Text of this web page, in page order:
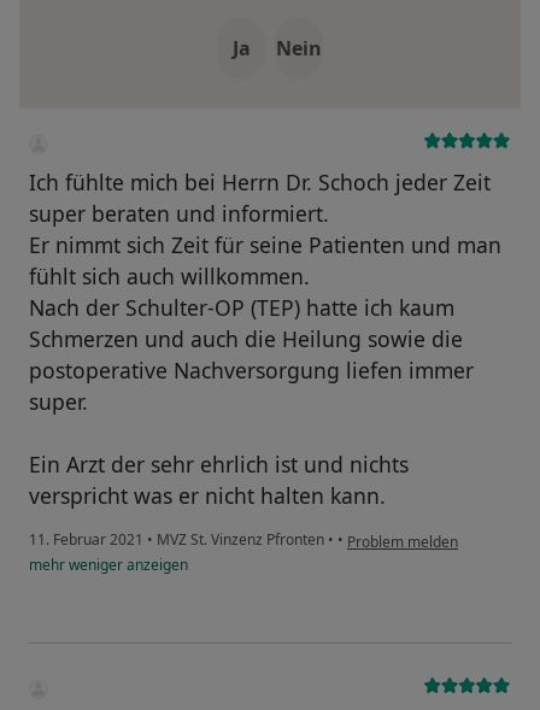
Ja Nein
Ich fühlte mich bei Herrn Dr. Schoch jeder Zeit
super beraten und informiert.
Er nimmt sich Zeit für seine Patienten und man
fühlt sich auch willkommen.
Nach der Schulter-OP (TEP) hatte ich kaum
Schmerzen und auch die Heilung sowie die
postoperative Nachversorgung liefen immer
super.
Ein Arzt der sehr ehrlich ist und nichts
verspricht was er nicht halten kann.
11. Februar 2021 • MVZ St. Vinzenz Pfronten • • Problem melden
mehrwenigeranzeigen